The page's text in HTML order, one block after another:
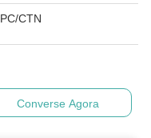
CTN
Converse Agora